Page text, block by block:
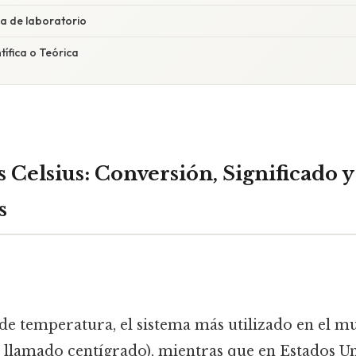
de laboratorio
o Teórica
Celsius: Conversión, Significado y
temperatura, el sistema más utilizado en el
centígrado), mientras que en Estados